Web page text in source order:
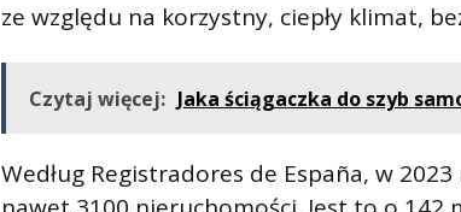
ze względu na korzystny, ciepły klimat,
Czytaj więcej: Jaka ściągaczka do szyb
Według Registradores de España, w